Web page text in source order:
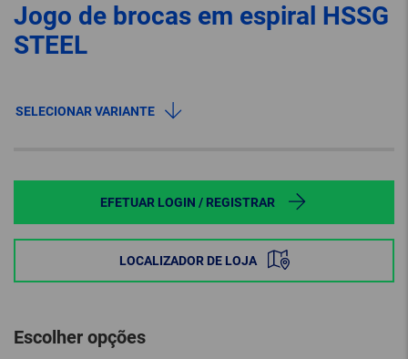
Jogo de brocas em espiral HSSG
STEEL
SELECIONAR VARIANTE
EFETUAR LOGIN / REGISTRAR
LOCALIZADOR DE LOJA
Escolher opções